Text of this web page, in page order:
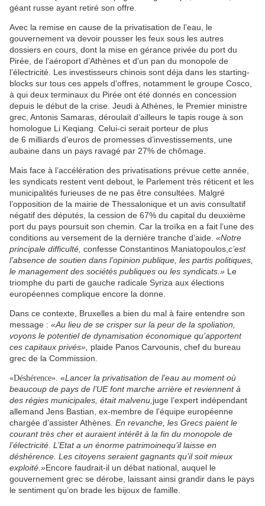
géant russe ayant retiré son offre.
Avec la remise en cause de la privatisation de l’eau, le
gouvernement va devoir pousser les feux sous les autres
dossiers en cours, dont la mise en gérance privée du port du
Pirée, de l’aéroport d’Athènes et d’un pan du monopole de
l’électricité. Les investisseurs chinois sont déja dans les starting-
blocks sur tous ces appels d’offres, notamment le groupe Cosco,
à qui deux terminaux du Pirée ont été donnés en concession
depuis le début de la crise. Jeudi à Athènes, le Premier ministre
grec, Antonis Samaras, déroulait d’ailleurs le tapis rouge à son
homologue Li Keqiang. Celui-ci serait porteur de plus
de 6 milliards d’euros de promesses d’investissements, une
aubaine dans un pays ravagé par 27% de chômage.
Mais face à l’accélération des privatisations prévue cette année,
les syndicats restent vent debout, le Parlement très réticent et les
municipalités furieuses de ne pas être consultées. Malgré
l’opposition de la mairie de Thessalonique et un avis consultatif
négatif des députés, la cession de 67% du capital du deuxième
port du pays poursuit son chemin. Car la troïka en a fait l’une des
conditions au versement de la dernière tranche d’aide. «Notre
principale difficulté, confesse Constantinos Maniatopoulos, c’est
l’absence de soutien dans l’opinion publique, les partis politiques,
le management des sociétés publiques ou les syndicats.» Le
triomphe du parti de gauche radicale Syriza aux élections
européennes complique encore la donne.
Dans ce contexte, Bruxelles a bien du mal à faire entendre son
message : «Au lieu de se crisper sur la peur de la spoliation,
voyons le potentiel de dynamisation économique qu’apportent
ces capitaux privés», plaide Panos Carvounis, chef du bureau
grec de la Commission.
«Déshérence». «Lancer la privatisation de l’eau au moment où
beaucoup de pays de l’UE font marche arrière et reviennent à
des régies municipales, était malvenu, juge l’expert indépendant
allemand Jens Bastian, ex-membre de l’équipe européenne
chargée d’assister Athènes. En revanche, les Grecs paient le
courant très cher et auraient intérêt à la fin du monopole de
l’électricité. L’Etat a un énorme patrimoinequ’il laisse en
déshérence. Les citoyens seraient gagnants qu’il soit mieux
exploité.»Encore faudrait-il un débat national, auquel le
gouvernement grec se dérobe, laissant ainsi grandir dans le pays
le sentiment qu’on brade les bijoux de famille.